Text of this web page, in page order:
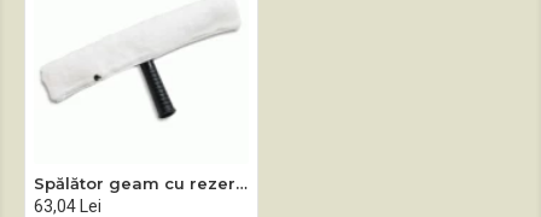
Spălător geam cu rezervă microfibră
63,04 Lei